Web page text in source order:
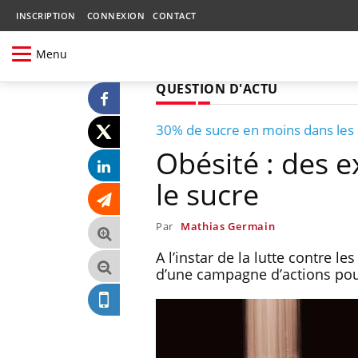
INSCRIPTION CONNEXION CONTACT
Menu
QUESTION D'ACTU
30% de sucre en moins dans
Obésité : des
le sucre
Par Mathias Germain
A l’instar de la lutte contre
d’une campagne d’actions